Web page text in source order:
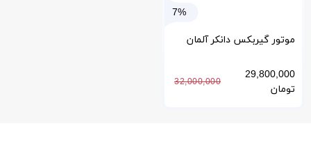
7%
موتور گیربکس دانکر آلمان
GR63*55 برای درب اتوماتیک
29,800,000
تومان
32,000,000